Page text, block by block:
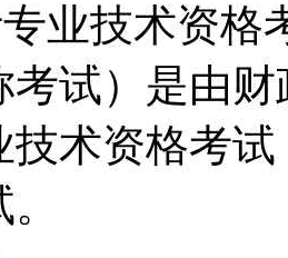
专业技术资格
考试）是由
技术资格考